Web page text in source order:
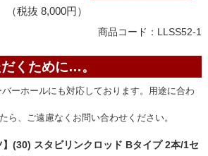
（税抜 8,000円）
商品コード：LLSS52-1
くために…。
ーホールにも対応しております。用途に合わ
ら、ご遠慮なくお問い合わせください。
(30) スタビリンクロッド Bタイプ 2本/1セ